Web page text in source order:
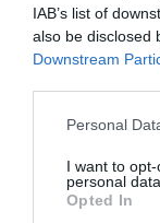
IAB’s list of
also be disclosed
Downstream
Please note that
not limited to
grant or deny
use your data for
Personal
I want to
personal data.
Opted In